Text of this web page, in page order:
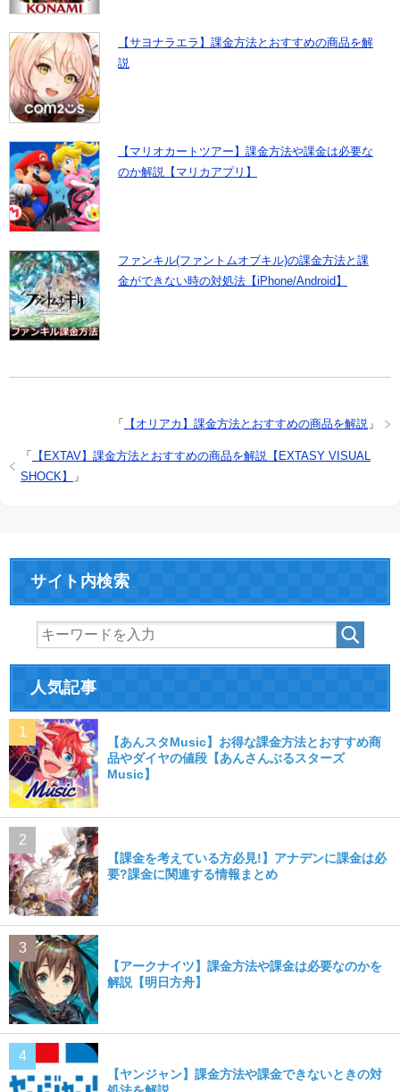
【サヨナラエラ】課金方法とおすすめの商品を解
説
【マリオカートツアー】課金方法や課金は必要な
のか解説【マリカアプリ】
ファンキル(ファントムオブキル)の課金方法と課
金ができない時の対処法【iPhone/Android】
「 【オリアカ】課金方法とおすすめの商品を解説 」
「 【EXTAV】課金方法とおすすめの商品を解説【EXTASY VISUAL
SHOCK】
」
サイト内検索
人気記事
【あんスタMusic】お得な課金方法とおすすめ商
品やダイヤの値段【あんさんぶるスターズ
Music】
【課金を考えている方必見!】アナデンに課金は必
要?課金に関連する情報まとめ
【アークナイツ】課金方法や課金は必要なのかを
解説【明日方舟】
【ヤンジャン】課金方法や課金できないときの対